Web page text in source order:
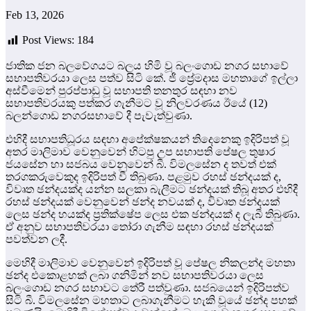
Feb 13, 2026
Post Views: 184
ජාතික ජන බලවේගයට බලය හිමි වූ බලංගොඩ නගර සභාවේ
සභාපතිවරයා ලෙස පත්ව සිටි කේ. ජී ප්‍රේමදාස මහතාගේ ඉල්ලා
අස්වීමෙන් පුරප්පාඩු වූ සභාපති තනතුර සඳහා නව
සභාපතිවරයකු පත්කර ගැනීමට වූ නිලවරණය ඊයේ (12)
බලන්ගොඩ නගරසභාවේ දී පැවැත්වුණා.
එහිදී සභාපතිධූරය සඳහා අපේක්ෂකයන් තිදෙනෙකු ඉදිරිපත් වූ
අතර මාලිමාව වෙනුවෙන් හිටපු උප සභාපති පේෂල තුෂාර
ජයසේන හා සජබය වෙනුවෙන් බී. විමලසේන ද තවත් එක්
තරගකරුවෙකුද ඉදිරිපත් වී තිබුණා. පළමුව රහස් ඡන්දයක් ද,
විවෘත ඡන්දයක්ද යන්න සලකා බැලීමට ඡන්දයක් තිබූ අතර එහිදී
රහස් ඡන්දයක් වෙනුවෙන් ඡන්ද නවයක් ද, විවෘත ඡන්දයක්
ලෙස ඡන්ද හයක්ද ප්‍රතික්ෂේප ලෙස එක ඡන්දයක් ද ලැබී තිබුණා.
ඒ අනුව සභාපතිවරයා තෝරා ගැනීම සඳහා රහස් ඡන්දයක්
පවත්වන ලදී.
මෙහිදී මාලිමාව වෙනුවෙන් ඉදිරිපත් වූ පේෂල නිකලන්ද මහතා
ඡන්ද එකොළහක් ලබා ගනිමින් නව සභාපතිවරයා ලෙස
බලංගොඩ නගර සභාවට තේරී පත්වුණා. සජබයෙන් ඉදිරිපත්ව
සිටි බී. විමලසේන මහතාට ලබාගැනීමට හැකි වූයේ ඡන්ද පහක්